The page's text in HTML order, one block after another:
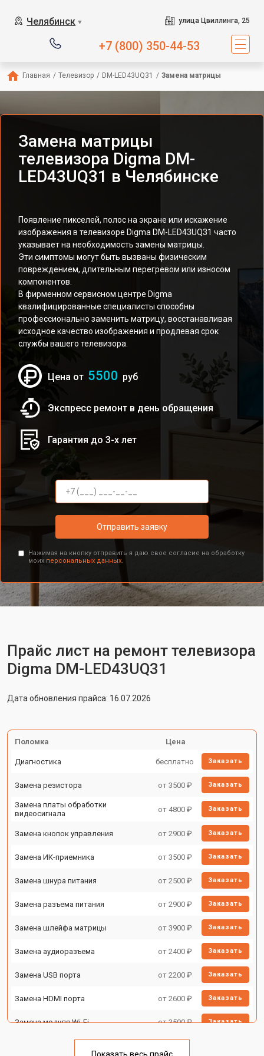
Челябинск ▼ улица Цвиллинга, 25
+7 (800) 350-44-53
Главная / Телевизор / DM-LED43UQ31 / Замена матрицы
Замена матрицы
телевизора Digma DM-
LED43UQ31 в Челябинске
Появление пикселей, полос на экране или искажение
изображения в телевизоре Digma DM-LED43UQ31 часто
указывает на необходимость замены матрицы.
Эти симптомы могут быть вызваны физическим
повреждением, длительным перегревом или износом
компонентов.
В фирменном сервисном центре Digma
квалифицированные специалисты способны
профессионально заменить матрицу, восстанавливая
исходное качество изображения и продлевая срок
службы вашего телевизора.
Цена от 5500 руб
Экспресс ремонт в день обращения
Гарантия до 3-х лет
Отправить заявку
Нажимая на кнопку отправить я даю свое согласие на обработку
моих персональных данных.
Прайс лист на ремонт телевизора
Digma DM-LED43UQ31
Дата обновления прайса: 16.07.2026
Поломка Цена
Диагностика бесплатно Заказать
Замена резистора от 3500 ₽ Заказать
Замена платы обработки
видеосигнала
от 4800 ₽ Заказать
Замена кнопок управления от 2900 ₽ Заказать
Замена ИК-приемника от 3500 ₽ Заказать
Замена шнура питания от 2500 ₽ Заказать
Замена разъема питания от 2900 ₽ Заказать
Замена шлейфа матрицы от 3900 ₽ Заказать
Замена аудиоразъема от 2400 ₽ Заказать
Замена USB порта от 2200 ₽ Заказать
Замена HDMI порта от 2600 ₽ Заказать
Замена модуля Wi-Fi от 3500 ₽ Заказать